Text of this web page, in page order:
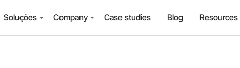
Soluções Company Case studies Blog Resources